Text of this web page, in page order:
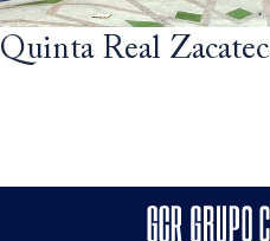
Quinta Real